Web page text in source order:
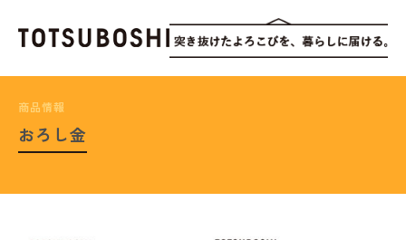
商品情報
おろし金